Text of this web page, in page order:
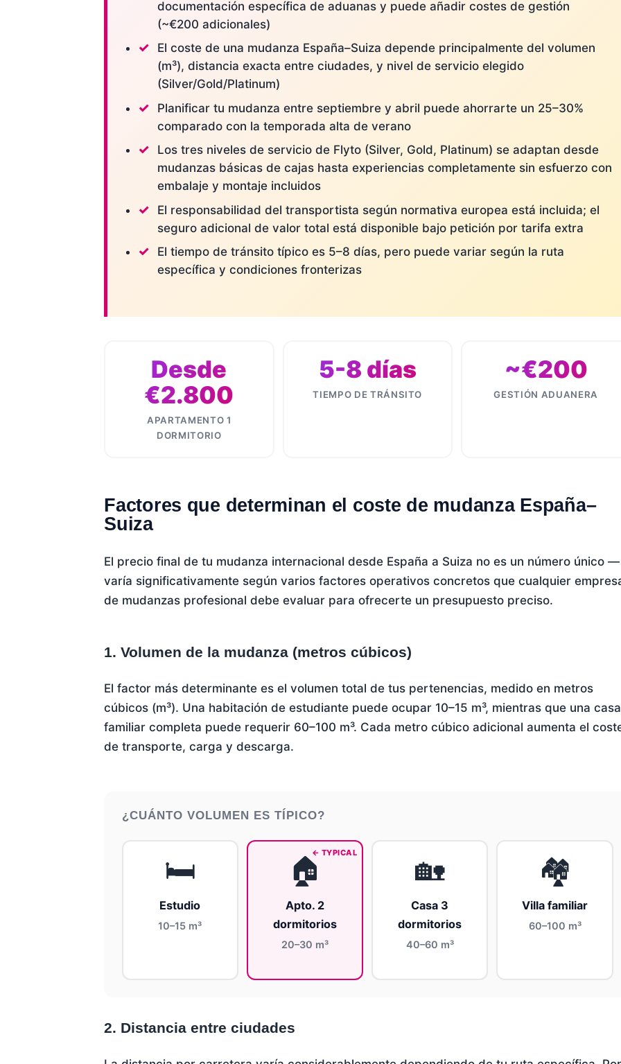
documentación específica de aduanas y puede añadir costes de gestión
(~€200 adicionales)
El coste de una mudanza España–Suiza depende principalmente del volumen
(m³), distancia exacta entre ciudades, y nivel de servicio elegido
(Silver/Gold/Platinum)
Planificar tu mudanza entre septiembre y abril puede ahorrarte un 25–30%
comparado con la temporada alta de verano
Los tres niveles de servicio de Flyto (Silver, Gold, Platinum) se adaptan desde
mudanzas básicas de cajas hasta experiencias completamente sin esfuerzo con
embalaje y montaje incluidos
El responsabilidad del transportista según normativa europea está incluida; el
seguro adicional de valor total está disponible bajo petición por tarifa extra
El tiempo de tránsito típico es 5–8 días, pero puede variar según la ruta
específica y condiciones fronterizas
Desde
€2.800
APARTAMENTO 1
DORMITORIO
5-8 días
TIEMPO DE TRÁNSITO
~€200
GESTIÓN ADUANERA
Factores que determinan el coste de mudanza España–
Suiza
El precio final de tu mudanza internacional desde España a Suiza no es un número único —
varía significativamente según varios factores operativos concretos que cualquier
de mudanzas profesional debe evaluar para ofrecerte un presupuesto preciso.
1. Volumen de la mudanza (metros cúbicos)
El factor más determinante es el volumen total de tus pertenencias, medido en metros
cúbicos (m³). Una habitación de estudiante puede ocupar 10–15 m³, mientras que una casa
familiar completa puede requerir 60–100 m³. Cada metro cúbico adicional aumenta el
de transporte, carga y descarga.
¿CUÁNTO VOLUMEN ES TÍPICO?
🛏️
Estudio
10–15 m³
🏠
Apto. 2
dormitorios
20–30 m³
🏡
Casa 3
dormitorios
40–60 m³
🏘️
Villa familiar
60–100 m³
2. Distancia entre ciudades